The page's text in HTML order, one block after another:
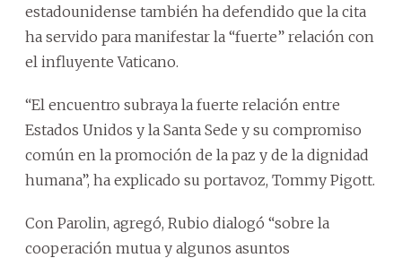
estadounidense también ha defendido que la cita
ha servido para manifestar la “fuerte” relación con
el influyente Vaticano.
“El encuentro subraya la fuerte relación entre
Estados Unidos y la Santa Sede y su compromiso
común en la promoción de la paz y de la dignidad
humana”, ha explicado su portavoz, Tommy Pigott.
Con Parolin, agregó, Rubio dialogó “sobre la
cooperación mutua y algunos asuntos